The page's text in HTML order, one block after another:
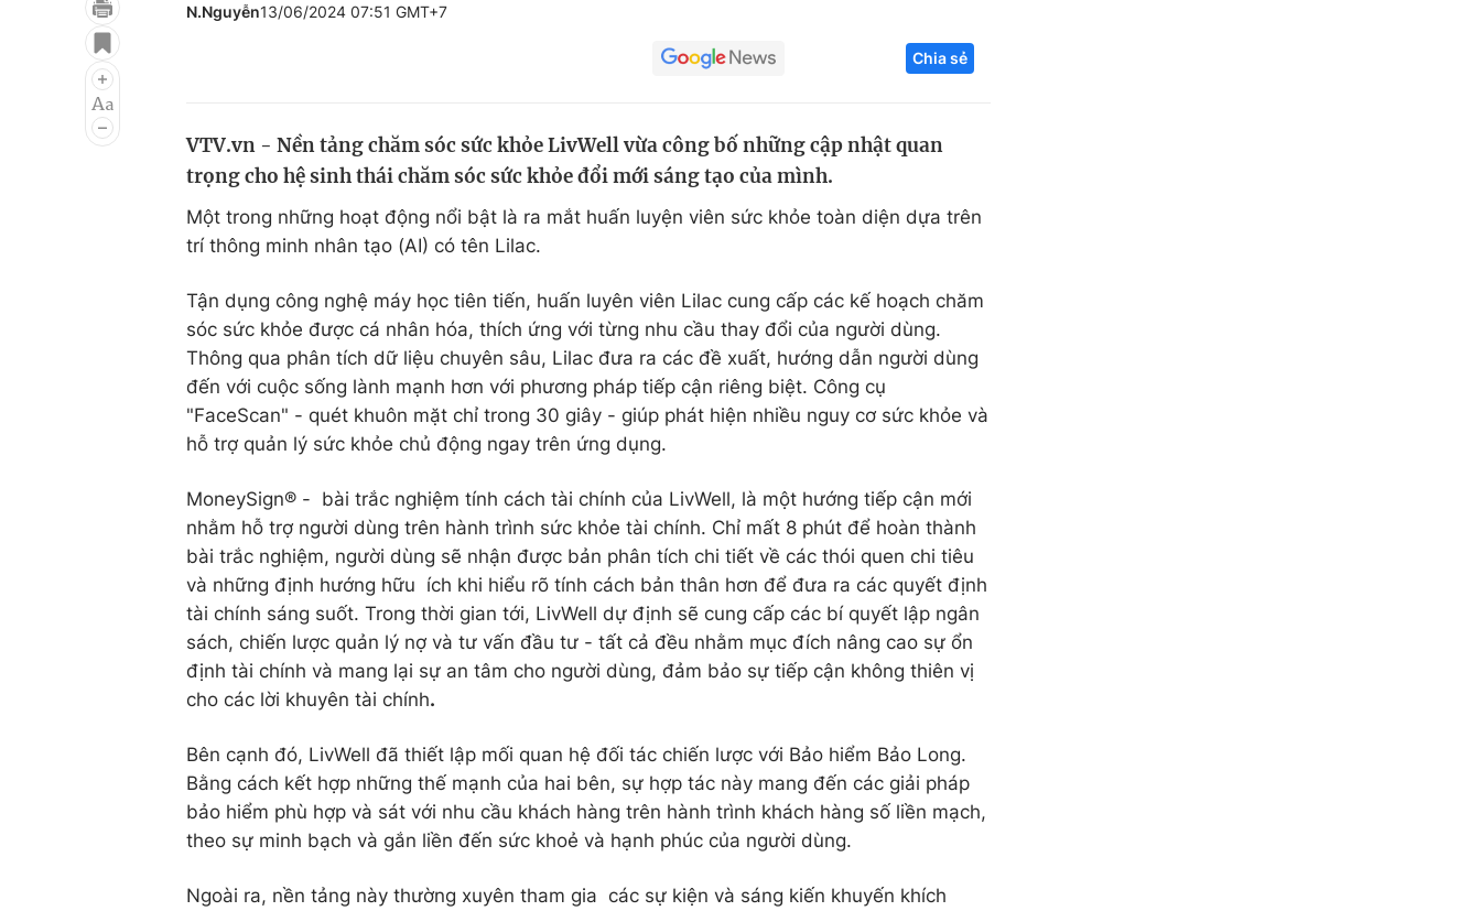
Điện ảnh
Âm nhạc
Chất lượng cuộc sống
Tuyển sinh
Hitech Công nghệ tương lai
Thị trường
N.Nguyễn13/06/2024 07:51 GMT+7
Chia sẻ
VTV.vn - Nền tảng chăm sóc sức khỏe LivWell vừa công bố những cập nhật quan
trọng cho hệ sinh thái chăm sóc sức khỏe đổi mới sáng tạo của mình.
Một trong những hoạt động nổi bật là ra mắt huấn luyện viên sức khỏe toàn diện dựa trên
trí thông minh nhân tạo (AI) có tên Lilac.
Tận dụng công nghệ máy học tiên tiến, huấn luyên viên Lilac cung cấp các kế hoạch chăm
sóc sức khỏe được cá nhân hóa, thích ứng với từng nhu cầu thay đổi của người dùng.
Thông qua phân tích dữ liệu chuyên sâu, Lilac đưa ra các đề xuất, hướng dẫn người dùng
đến với cuộc sống lành mạnh hơn với phương pháp tiếp cận riêng biệt. Công cụ
"FaceScan" - quét khuôn mặt chỉ trong 30 giây - giúp phát hiện nhiều nguy cơ sức khỏe và
hỗ trợ quản lý sức khỏe chủ động ngay trên ứng dụng.
MoneySign® - bài trắc nghiệm tính cách tài chính của LivWell, là một hướng tiếp cận mới
nhằm hỗ trợ người dùng trên hành trình sức khỏe tài chính. Chỉ mất 8 phút để hoàn thành
bài trắc nghiệm, người dùng sẽ nhận được bản phân tích chi tiết về các thói quen chi tiêu
và những định hướng hữu ích khi hiểu rõ tính cách bản thân hơn để đưa ra các quyết định
tài chính sáng suốt. Trong thời gian tới, LivWell dự định sẽ cung cấp các bí quyết lập ngân
sách, chiến lược quản lý nợ và tư vấn đầu tư - tất cả đều nhằm mục đích nâng cao sự ổn
định tài chính và mang lại sự an tâm cho người dùng, đảm bảo sự tiếp cận không thiên vị
cho các lời khuyên tài chính.
Bên cạnh đó, LivWell đã thiết lập mối quan hệ đối tác chiến lược với Bảo hiểm Bảo Long.
Bằng cách kết hợp những thế mạnh của hai bên, sự hợp tác này mang đến các giải pháp
bảo hiểm phù hợp và sát với nhu cầu khách hàng trên hành trình khách hàng số liền mạch,
theo sự minh bạch và gắn liền đến sức khoẻ và hạnh phúc của người dùng.
Ngoài ra, nền tảng này thường xuyên tham gia các sự kiện và sáng kiến khuyến khích